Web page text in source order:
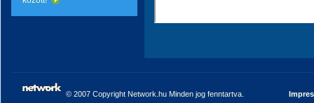
© 2007 Copyright Network.hu Minden jog fenntartva.